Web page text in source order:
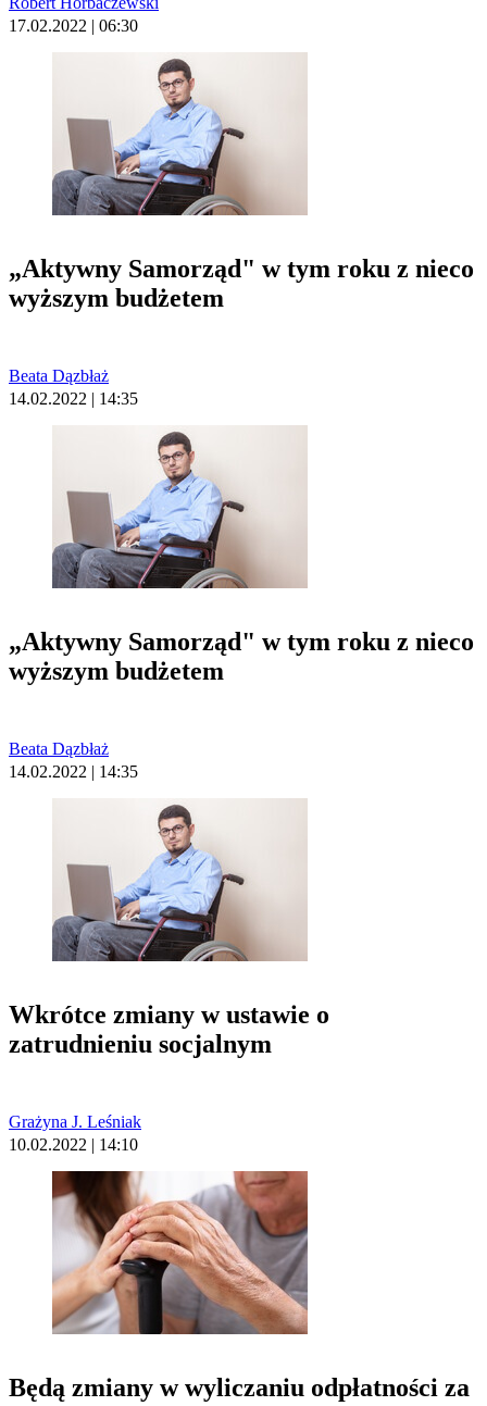
17.02.2022 | 06:30
„Aktywny Samorząd" w tym roku z nieco
wyższym budżetem
Beata Dązbłaż
14.02.2022 | 14:35
„Aktywny Samorząd" w tym roku z nieco
wyższym budżetem
Beata Dązbłaż
14.02.2022 | 14:35
Wkrótce zmiany w ustawie o
zatrudnieniu socjalnym
Grażyna J. Leśniak
10.02.2022 | 14:10
Będą zmiany w wyliczaniu odpłatności za